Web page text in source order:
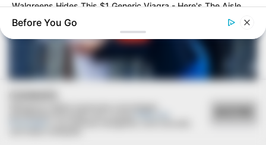
Walgreens Hides This $1 Generic Viagra - Here's The Aisle
It's Really In.
Before You Go